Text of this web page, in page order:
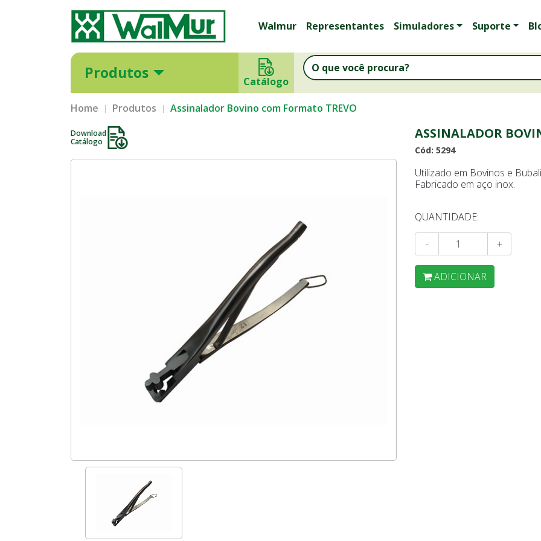
Walmur Representantes Simuladores Suporte
Produtos Catálogo
Home Produtos Assinalador Bovino com Formato TREVO
Download
Catálogo
ASSINALADOR
Cód: 5294
Utilizado em Bovinos e
Fabricado em aço inox.
QUANTIDADE:
- +
ADICIONAR